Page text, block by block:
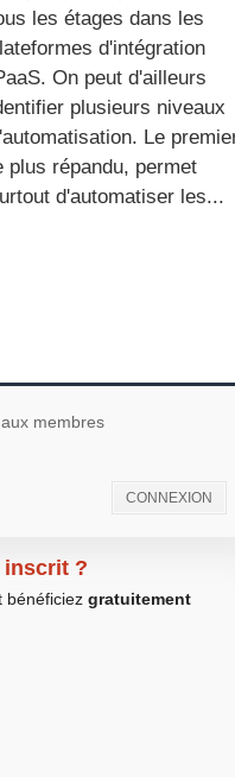
les étages dans les
d'intégration
On peut d'ailleurs
plusieurs niveaux
Le
plus répandu, permet
d'automatiser les...
membres
CONNEXION
inscrit ?
bénéficiez gratuitement